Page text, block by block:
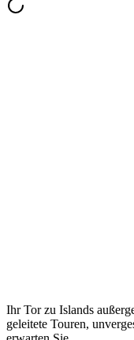
Ihr Tor zu Islands
geleitete Touren,